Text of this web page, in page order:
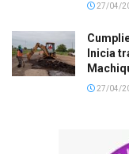
27/04/
Inicia
27/04/